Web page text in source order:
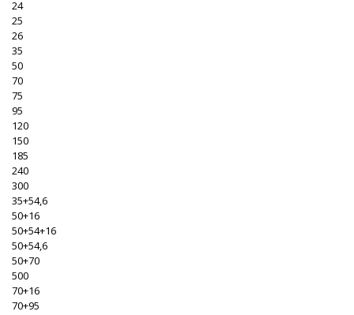
24
25
26
35
50
70
75
95
120
150
185
240
300
35+54,6
50+16
50+54+16
50+54,6
50+70
500
70+16
70+95